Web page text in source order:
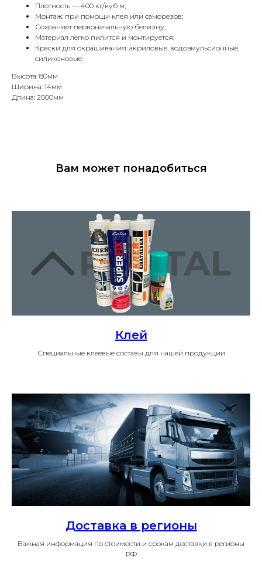
Плотность — 400 кг/куб м;
Монтаж: при помощи клея или саморезов;
Сохраняет первоначальную белизну;
Материал легко пилится и монтируется;
Краски для окрашивания: акриловые, водоэмульсионные,
силиконовые.
Высота: 80мм
Ширина: 14мм
Длина: 2000мм
Вам может понадобиться
Клей
Специальные клеевые составы для нашей продукции
Доставка в регионы
Важная информация по стоимости и срокам доставки в регионы
РФ